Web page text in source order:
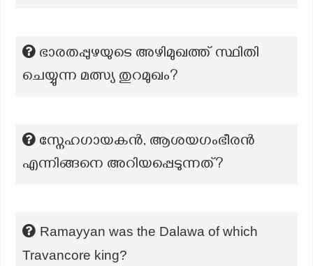
ഭാരതപ്പുഴയുടെ അഴിമുഖത്ത് സ്ഥിതി
ചെയ്യുന്ന മത്സ്യ തുറമുഖം?
സ്നേഹഗായകന്‍, ആശയഗംഭീരന്‍
എന്നിങ്ങനെ അറിയപ്പെടുന്നത്?
Ramayyan was the Dalawa of which
Travancore king?